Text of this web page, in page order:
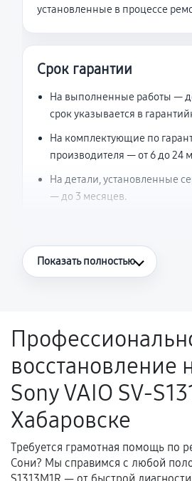
установленные в процессе
Срок гарантии
На выполненные работы —
срок указывается в
На комплектующие по
производителя — от 6 до 24
На детали, установленные
— до 3 месяцев.
Что считается
Поломка установленной
нормальной эксплуатации в
гарантийного срока.
Несоответствие
техническим
Документы для
Показать полностью
восстановление
Sony VAIO SV-
Хабаровске
Требуется грамотная помощь по
Сони? Мы справимся с любой